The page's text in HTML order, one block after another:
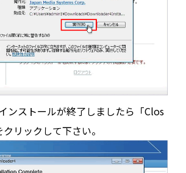
ンストールが終了しましたら「Clos
リックして下さい。